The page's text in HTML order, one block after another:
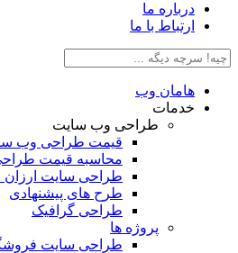
ما
با ما
وب
طراحی وب سایت
قیمت طراحی وب سایت
محاسبه قیمت طراحی سایت
طراحی سایت ارزان قیمت
طرح های پیشنهادی
طراحی گرافیک
پروژه ها
طراحی سایت فروشگاهی